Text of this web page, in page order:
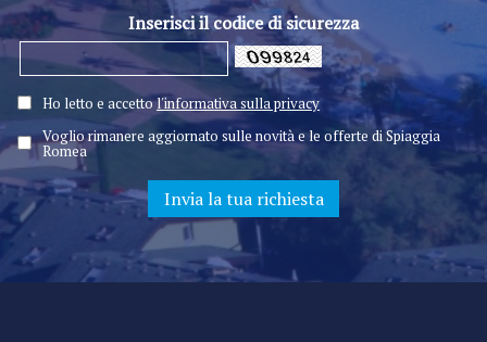
Inserisci il codice di sicurezza
Ho letto e accettol'informativa sulla privacy
Voglio rimanere aggiornato sulle novità e le offerte di Spiaggia
Romea